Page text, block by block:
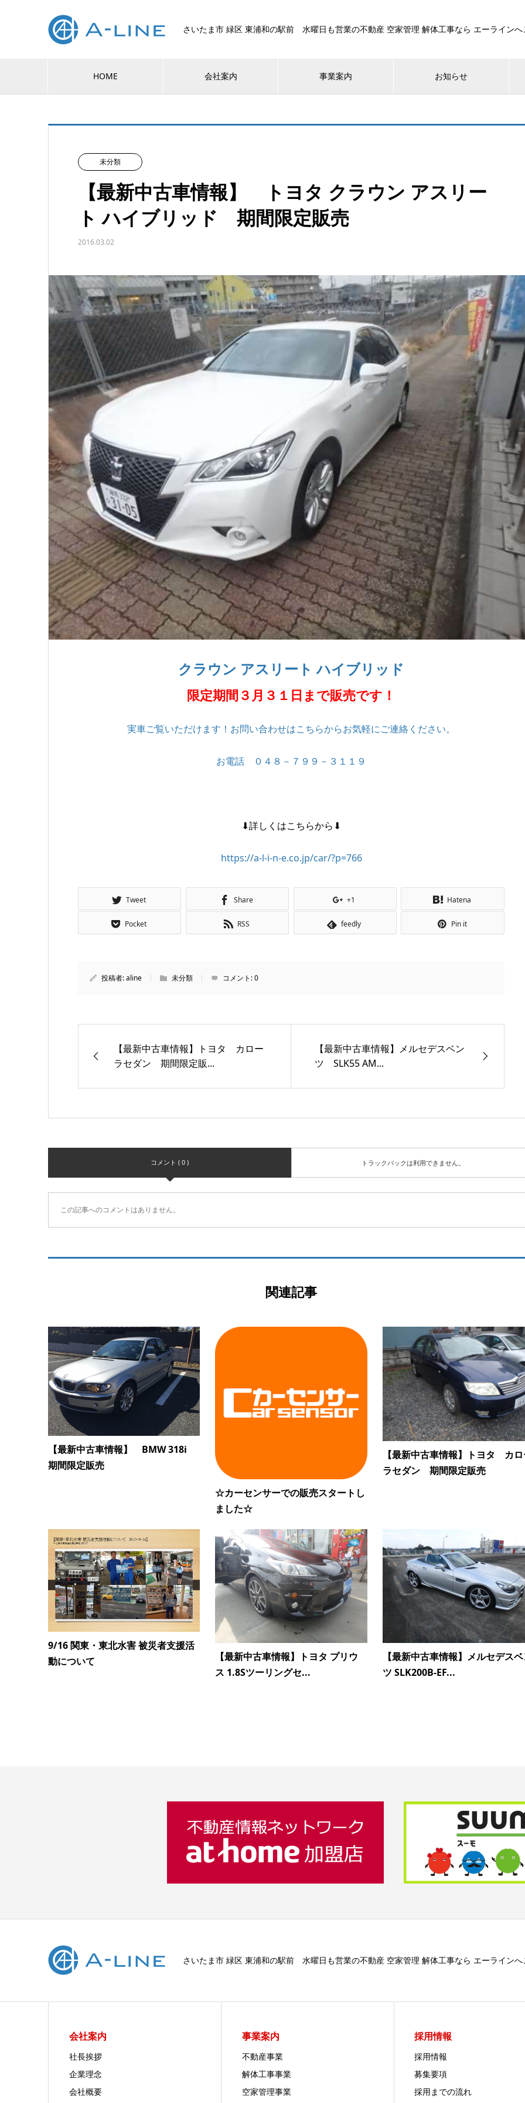
さいたま市 緑区 東浦和の駅前 水曜日も営業の不動産 空家管理 解体工事なら エーライン
HOME 会社案内 事業案内 お知らせ
未分類
【最新中古車情報】 トヨタ クラウン アスリー
ト ハイブリッド 期間限定販売
2016.03.02
クラウン アスリート ハイブリッド
限定期間３月３１日まで販売です！
実車ご覧いただけます！お問い合わせはこちらからお気軽にご連絡ください。
お電話 ０４８－７９９－３１１９
⬇詳しくはこちらから⬇
https://a-l-i-n-e.co.jp/car/?p=766
Tweet Share +1 Hatena
Pocket RSS feedly Pin it
投稿者:aline 未分類 コメント:0
【最新中古車情報】トヨタ カロー
ラセダン 期間限定販...
【最新中古車情報】メルセデスベン
ツ SLK55 AM...
コメント ( 0 ) トラックバックは利用できません。
この記事へのコメントはありません。
関連記事
【最新中古車情報】 BMW 318i
期間限定販売
☆カーセンサーでの販売スタートし
ました☆
【最新中古車情報】トヨタ カ
ラセダン 期間限定販売
9/16 関東・東北水害 被災者支援活
動について
【最新中古車情報】トヨタ プリウ
ス 1.8Sツーリングセ...
【最新中古車情報】メルセデス
ツ SLK200B-EF...
さいたま市 緑区 東浦和の駅前 水曜日も営業の不動産 空家管理 解体工事なら エーライン
会社案内
社長挨拶
企業理念
会社概要
事業案内
不動産事業
解体工事事業
空家管理事業
採用情報
採用情報
募集要項
採用までの流れ